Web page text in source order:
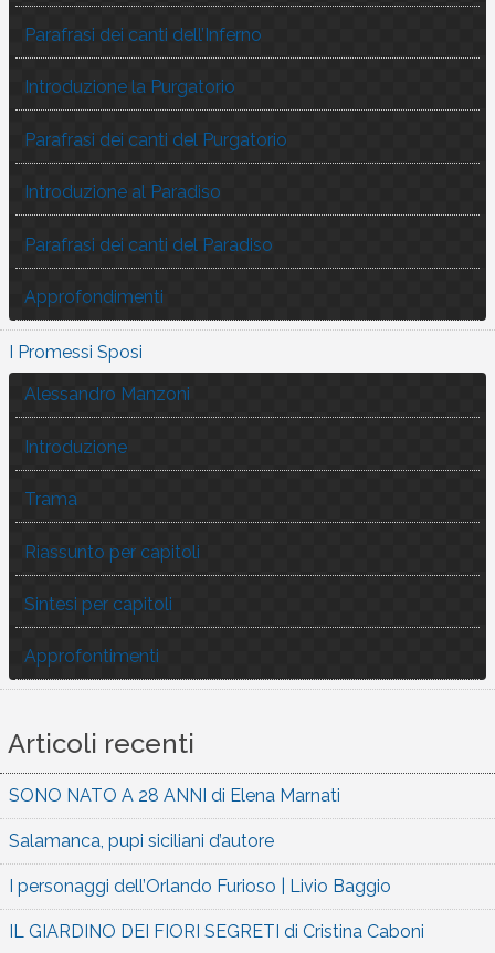
Parafrasi dei canti dell’Inferno
Introduzione la Purgatorio
Parafrasi dei canti del Purgatorio
Introduzione al Paradiso
Parafrasi dei canti del Paradiso
Approfondimenti
I Promessi Sposi
Alessandro Manzoni
Introduzione
Trama
Riassunto per capitoli
Sintesi per capitoli
Approfontimenti
Articoli recenti
SONO NATO A 28 ANNI di Elena Marnati
Salamanca, pupi siciliani d’autore
I personaggi dell’Orlando Furioso | Livio Baggio
IL GIARDINO DEI FIORI SEGRETI di Cristina Caboni